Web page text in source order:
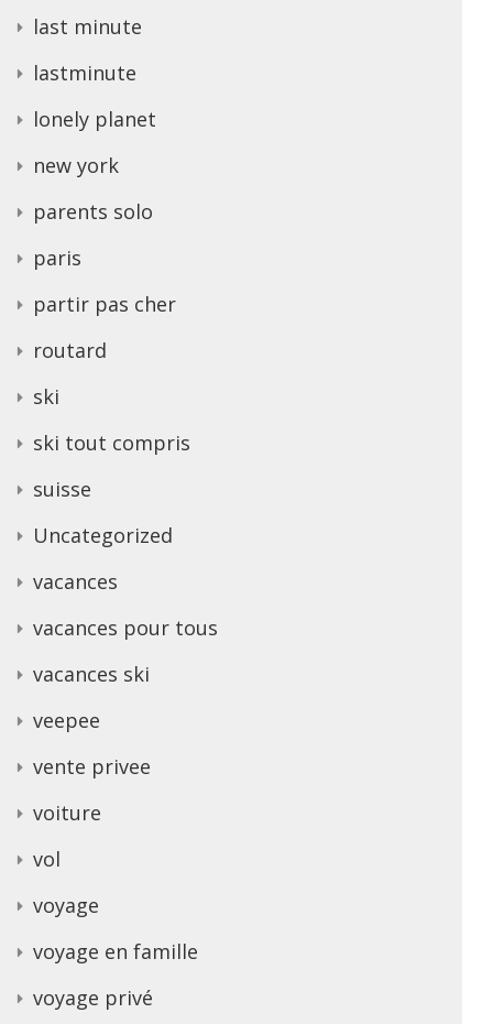
last minute
lastminute
lonely planet
new york
parents solo
paris
partir pas cher
routard
ski
ski tout compris
suisse
Uncategorized
vacances
vacances pour tous
vacances ski
veepee
vente privee
voiture
vol
voyage
voyage en famille
voyage privé